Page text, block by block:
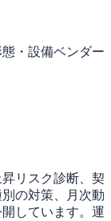
・設備ベンダー
リスク診断、契
の対策、月次動
しています。運